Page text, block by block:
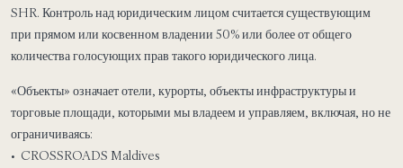
SHR. Контроль над юридическим лицом считается существующим
при прямом или косвенном владении 50% или более от общего
количества голосующих прав такого юридического лица.
«Объекты» означает отели, курорты, объекты инфраструктуры и
торговые площади, которыми мы владеем и управляем, включая, но не
ограничиваясь:
• CROSSROADS Maldives